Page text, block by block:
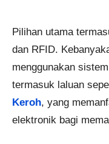
Pilihan utama
dan RFID.
menggunakan
termasuk laluan
Keroh, yang
elektronik bagi